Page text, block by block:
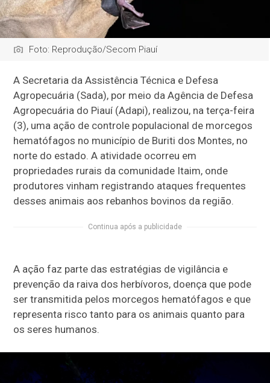
Foto: Reprodução/Secom Piauí
A Secretaria da Assistência Técnica e Defesa
Agropecuária (Sada), por meio da Agência de Defesa
Agropecuária do Piauí (Adapi), realizou, na terça-feira
(3), uma ação de controle populacional de morcegos
hematófagos no município de Buriti dos Montes, no
norte do estado. A atividade ocorreu em
propriedades rurais da comunidade Itaim, onde
produtores vinham registrando ataques frequentes
desses animais aos rebanhos bovinos da região.
Continua após a publicidade
A ação faz parte das estratégias de vigilância e
prevenção da raiva dos herbívoros, doença que pode
ser transmitida pelos morcegos hematófagos e que
representa risco tanto para os animais quanto para
os seres humanos.